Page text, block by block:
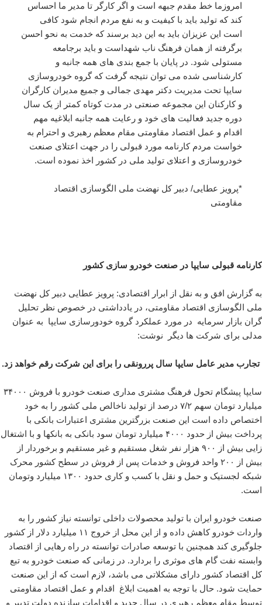
امروزما خط مقدم جبهه است و اگر کارگر تا مدیر ما احساس
کند که تولید باید با کیفیت و به نفع مردم انجام شود کافی
است این عزیزان باید به این دید برسند که خدمت به نحو احسن
برگرفته از همان فرهنگ ناب شهداست و باید برجامعه
مستولی شود. در پایان با جمع بندی های همه جانبه و
کارشناسی شده می توان نتیجه گرفت که گروه خودروسازی
سایپا تحت مدیریت دکتر مهدی جمالی و جمیع مدیران کارگران
و کارکنان این مجموعه صنعتی در مدت کوتاه کمتر از یک سال
دوره جدید فعالیت های خود و رعایت همه جانبه ابلاغیه مهم
اقدام و عمل اقتصاد مقاومتی مقام معظم رهبری و احترام به
خواست مردم کارنامه مورد قبولی را در جهت اعتلای صنعت
خودروسازی و اعتلای تولید ملی در کشور اخذ نموده است.
*پرویز عطایی/ دبیر کل نهضت ملی الگوسازی اقتصاد
مقاومتی
کارنامه قبولی سایپا در صنعت خودرو سازی کشور
به گزارش افق و به نقل از ابرار اقتصادی: پرویز عطایی دبیر کل نهضت
ملی الگوسازی اقتصاد مقاومتی، در یادداشتی در خصوص نظر تحلیل
گران بازار سرمایه در مورد عملکرد گروه خودورسازی سایپا به عنوان
مدلی برای شرکت ها دیگر نوشت:
تجارب مدیر عامل سایپا سال پررونقی را برای این شرکت رقم خواهد زد.
سایپا پیشگام تحول فرهنگ مشتری مداری صنعت خودرو با فروش ۳۴۰۰۰
میلیارد تومان سهم ۷/۲ درصد از تولید ناخالص ملی کشور را به خود
اختصاص داده است این صنعت بزرگترین مشتری اعتبارات بانکی با
پرداخت بیش از حدود ۴۰۰۰ میلیارد تومان سود بانکی به بانکها و با اشتغال
زایی بیش از ۹۰۰ هزار نفر شغل مستقیم و غیر مستقیم و برخوردار از
بیش از ۲۰۰ واحد فروش و خدمات پس از فروش در سطح کشور محرک
شبکه لجستیک و حمل و نقل با کسب و کاری حدود ۱۳۰۰ میلیارد وتومان
است.
صنعت خودرو ایران با تولید محصولات داخلی توانسته نیاز کشور را به
واردات خودرو کاهش داده و از این محل از خروج ۱۱ میلیارد دلار از کشور
جلوگیری کند همچنین با توسعه صادرات توانسته در راه رهایی از اقتصاد
وابسته نفت گام های موثری را بردارد. در زمانی که صنعت خودرو به تبع
کل اقتصاد کشور دارای مشکلاتی می باشد، لازم است که از این صنعت
حمایت شود. حال با توجه به اهمیت ابلاغ اقدام و عمل اقتصاد مقاومتی
توسط مقام معظم رهبری در سال جدید و اقدامات سازنده دولت تدبیر و